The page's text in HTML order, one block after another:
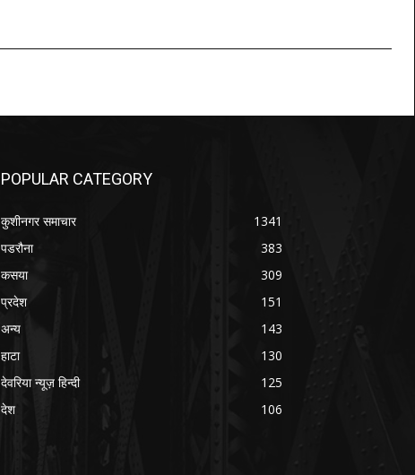
POPULAR CATEGORY
कुशीनगर समाचार
1341
पडरौना
383
कसया
309
प्रदेश
151
अन्य
143
हाटा
130
देवरिया न्यूज़ हिन्दी
125
देश
106